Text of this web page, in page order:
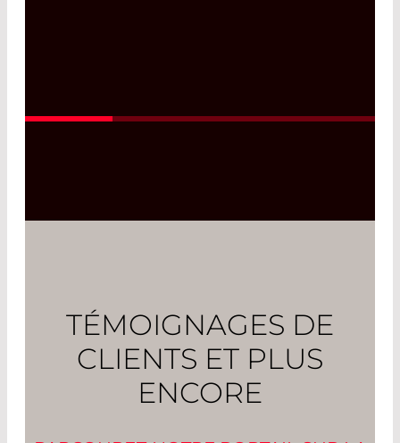
TÉMOIGNAGES DE
CLIENTS ET PLUS
ENCORE